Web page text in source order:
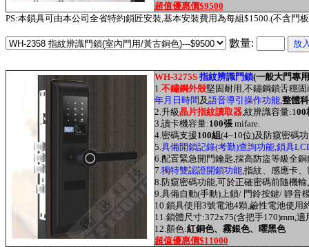
超值優惠價$9500
PS:本鎖具可由本公司全省特約鎖匠安裝,基本安裝費用為每組$1500.(不含門
數量:
WH-3275S 指紋辨識門鎖(一般大門專
1.不鏽鋼外殼堅固耐用,不鏽鋼鎖舌穩
年月日時間 及語音導引操作功能,整體
2.升級晶片指紋讀取器,紋辨識容量:100
3.讀卡機容量:100張 mifare.
4.密碼支援100組(4~10位)及防窺密碼
5.具備開鎖記錄(考勤)查詢功能,鎖具
6.配置緊急開門鑰匙,採高防盜等級全銅
7.獨特雙認證開鎖功能,指紋、感應卡
8.防窺密碼功能,可於正確密碼前隨機
9.具備自動(手動)上鎖/ 門鈴按鍵/ 靜音
10.鎖具使用3號電池4顆,鹼性電池使用
11.鎖體尺寸:372x75(含把手170)mm,適
12.顏色:紅銅色、 霧銀色、曜黑色
超值優惠價$11000